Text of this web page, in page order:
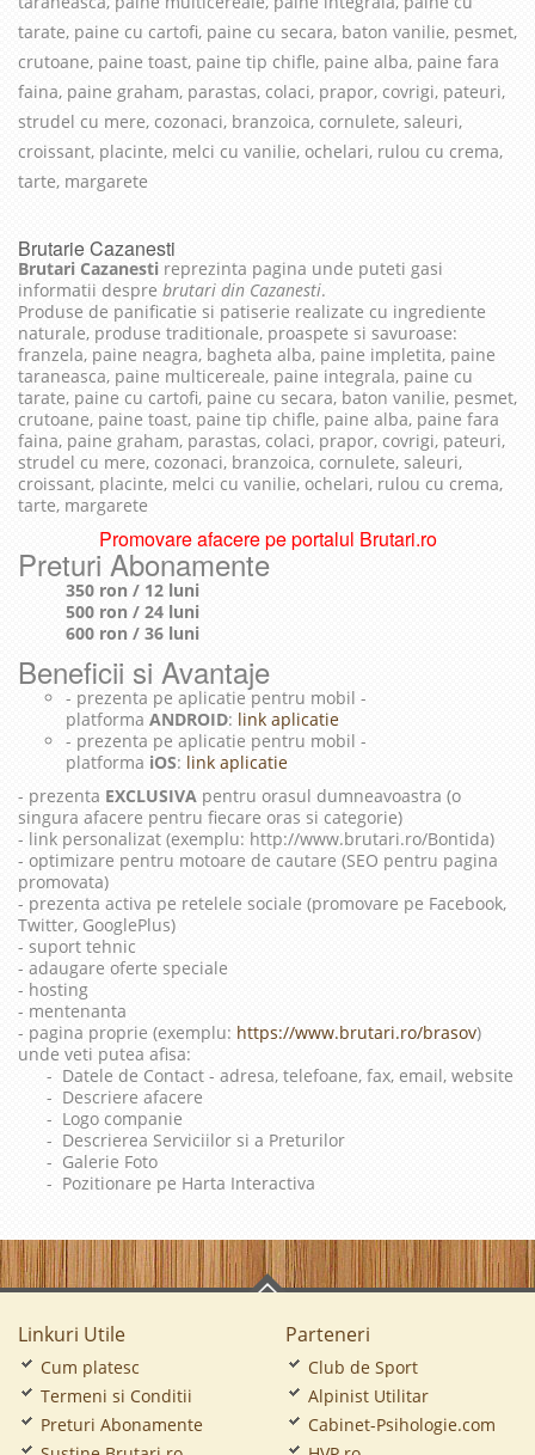
tarate, paine cu cartofi, paine cu secara, baton vanilie, pesmet,
crutoane, paine toast, paine tip chifle, paine alba, paine fara
faina, paine graham, parastas, colaci, prapor, covrigi, pateuri,
strudel cu mere, cozonaci, branzoica, cornulete, saleuri,
croissant, placinte, melci cu vanilie, ochelari, rulou cu crema,
tarte, margarete
Brutarie Cazanesti
Brutari Cazanesti reprezinta pagina unde puteti gasi
informatii despre brutari din Cazanesti.
Produse de panificatie si patiserie realizate cu ingrediente
naturale, produse traditionale, proaspete si savuroase:
franzela, paine neagra, bagheta alba, paine impletita, paine
taraneasca, paine multicereale, paine integrala, paine cu
tarate, paine cu cartofi, paine cu secara, baton vanilie, pesmet,
crutoane, paine toast, paine tip chifle, paine alba, paine fara
faina, paine graham, parastas, colaci, prapor, covrigi, pateuri,
strudel cu mere, cozonaci, branzoica, cornulete, saleuri,
croissant, placinte, melci cu vanilie, ochelari, rulou cu crema,
tarte, margarete
Promovare afacere pe portalul Brutari.ro
Preturi Abonamente
350 ron / 12 luni
500 ron / 24 luni
600 ron / 36 luni
Beneficii si Avantaje
- prezenta pe aplicatie pentru mobil -
platforma ANDROID: link aplicatie
- prezenta pe aplicatie pentru mobil -
platforma iOS: link aplicatie
- prezenta EXCLUSIVA pentru orasul dumneavoastra (o
singura afacere pentru fiecare oras si categorie)
- link personalizat (exemplu: http://www.brutari.ro/Bontida)
- optimizare pentru motoare de cautare (SEO pentru pagina
promovata)
- prezenta activa pe retelele sociale (promovare pe Facebook,
Twitter, GooglePlus)
- suport tehnic
- adaugare oferte speciale
- hosting
- mentenanta
- pagina proprie (exemplu: https://www.brutari.ro/brasov)
unde veti putea afisa:
- Datele de Contact - adresa, telefoane, fax, email, website
- Descriere afacere
- Logo companie
- Descrierea Serviciilor si a Preturilor
- Galerie Foto
- Pozitionare pe Harta Interactiva
Linkuri Utile
Cum platesc
Termeni si Conditii
Preturi Abonamente
Parteneri
Club de Sport
Alpinist Utilitar
Cabinet-Psihologie.com